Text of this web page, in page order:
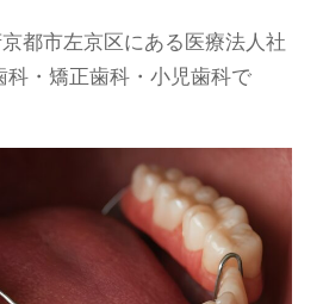
都市左京区にある医療法人社
・矯正歯科・小児歯科で